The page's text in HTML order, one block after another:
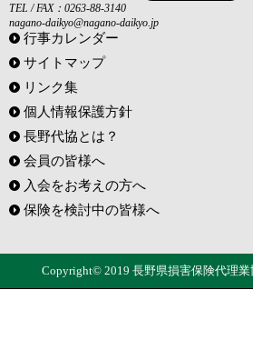
TEL / FAX：0263-88-3140
nagano-daikyo@nagano-daikyo.jp
行事カレンダー
サイトマップ
リンク集
個人情報保護方針
長野代協とは？
会員の皆様へ
入会をお考えの方へ
保険を検討中の皆様へ
Copyright© 2019 長野県損害保険代理業